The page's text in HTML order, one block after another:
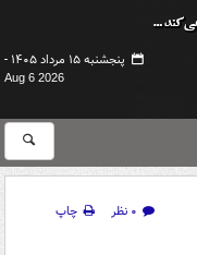
پنجشنبه ۱۵ مرداد ۱۴۰۵ -
Aug 6 2026
۰ نظر
چاپ